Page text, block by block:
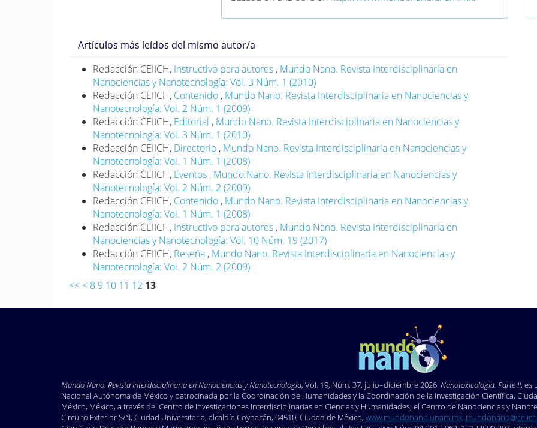
Artículos más leídos del mismo autor/a
Redacción CEIICH, Instructivo para autores , Mundo Nano. Revista Interdisciplinaria en
Nanociencias y Nanotecnología: Vol. 3 Núm. 1 (2010)
Redacción CEIICH, Contenido , Mundo Nano. Revista Interdisciplinaria en Nanociencias y
Nanotecnología: Vol. 2 Núm. 1 (2009)
Redacción CEIICH, Editorial , Mundo Nano. Revista Interdisciplinaria en Nanociencias y
Nanotecnología: Vol. 3 Núm. 1 (2010)
Redacción CEIICH, Directorio , Mundo Nano. Revista Interdisciplinaria en Nanociencias y
Nanotecnología: Vol. 1 Núm. 1 (2008)
Redacción CEIICH, Eventos , Mundo Nano. Revista Interdisciplinaria en Nanociencias y
Nanotecnología: Vol. 2 Núm. 2 (2009)
Redacción CEIICH, Contenido , Mundo Nano. Revista Interdisciplinaria en Nanociencias y
Nanotecnología: Vol. 1 Núm. 1 (2008)
Redacción CEIICH, Instructivo para autores , Mundo Nano. Revista Interdisciplinaria en
Nanociencias y Nanotecnología: Vol. 10 Núm. 19 (2017)
Redacción CEIICH, Reseña , Mundo Nano. Revista Interdisciplinaria en Nanociencias y
Nanotecnología: Vol. 2 Núm. 2 (2009)
<< < 8 9 10 11 12 13
Mundo Nano. Revista Interdisciplinaria en Nanociencias y Nanotecnología, Vol. 19, Núm. 37, julio–diciembre 2026: Nanotoxicología. Parte II, es
Nacional Autónoma de México y patrocinada por la Coordinación de Humanidades y la Coordinación de la Investigación Científica,
México, México, a través del Centro de Investigaciones Interdisciplinarias en Ciencias y Humanidades, el Centro de Nanociencias y
Circuito Exterior S/N, Ciudad Universitaria, alcaldía Coyoacán, 04510, Ciudad de México, www.mundonano.unam.mx,